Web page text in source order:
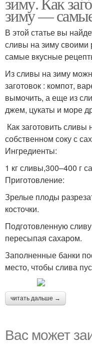
Слив в сахаре
Варение из сливы
Рецепты из слив
Джемы из слив
Варения из слив
зиму —
В этой статье вы
сливы на зиму
самые вкусные
Из сливы на зиму
заготовок : компот,
вымочить, а еще из
джем, цукаты и море
Как заготовить
собственном соку с
Ингредиенты:
1 кг сливы,300–400 г
Приготовление:
Зрелые плоды
косточки.
Подготовленную
пересыпая сахаром.
Заполненные банки
место, чтобы слива
читать дальше →
Вас может